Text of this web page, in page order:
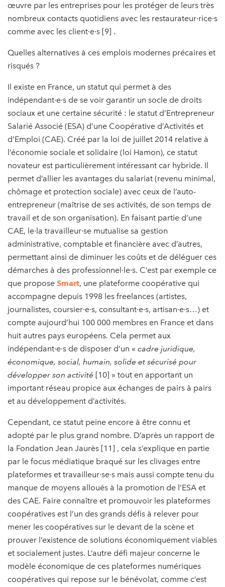
œuvre par les entreprises pour les protéger de leurs très
nombreux contacts quotidiens avec les restaurateur·rice·s
comme avec les client·e·s [9] .
Quelles alternatives à ces emplois modernes précaires et
risqués ?
Il existe en France, un statut qui permet à des
indépendant·e·s de se voir garantir un socle de droits
sociaux et une certaine sécurité : le statut d’Entrepreneur
Salarié Associé (ESA) d’une Coopérative d’Activités et
d’Emploi (CAE). Créé par la loi de juillet 2014 relative à
l’économie sociale et solidaire (loi Hamon), ce statut
novateur est particulièrement intéressant car hybride. Il
permet d’allier les avantages du salariat (revenu minimal,
chômage et protection sociale) avec ceux de l’auto-
entrepreneur (maîtrise de ses activités, de son temps de
travail et de son organisation). En faisant partie d’une
CAE, le·la travailleur·se mutualise sa gestion
administrative, comptable et financière avec d’autres,
permettant ainsi de diminuer les coûts et de déléguer ces
démarches à des professionnel·le·s. C’est par exemple ce
que propose Smart, une plateforme coopérative qui
accompagne depuis 1998 les freelances (artistes,
journalistes, coursier·e·s, consultant·e·s, artisan·e·s…) et
compte aujourd’hui 100 000 membres en France et dans
huit autres pays européens. Cela permet aux
indépendant·e·s de disposer d’un « cadre juridique,
économique, social, humain, solide et sécurisé pour
développer son activité [10] » tout en apportant un
important réseau propice aux échanges de pairs à pairs
et au développement d’activités.
Cependant, ce statut peine encore à être connu et
adopté par le plus grand nombre. D’après un rapport de
la Fondation Jean Jaurès [11] , cela s’explique en partie
par le focus médiatique braqué sur les clivages entre
plateformes et travailleur·se·s mais aussi compte tenu du
manque de moyens alloués à la promotion de l’ESA et
des CAE. Faire connaître et promouvoir les plateformes
coopératives est l’un des grands défis à relever pour
mener les coopératives sur le devant de la scène et
prouver l’existence de solutions économiquement viables
et socialement justes. L’autre défi majeur concerne le
modèle économique de ces plateformes numériques
coopératives qui repose sur le bénévolat, comme c’est